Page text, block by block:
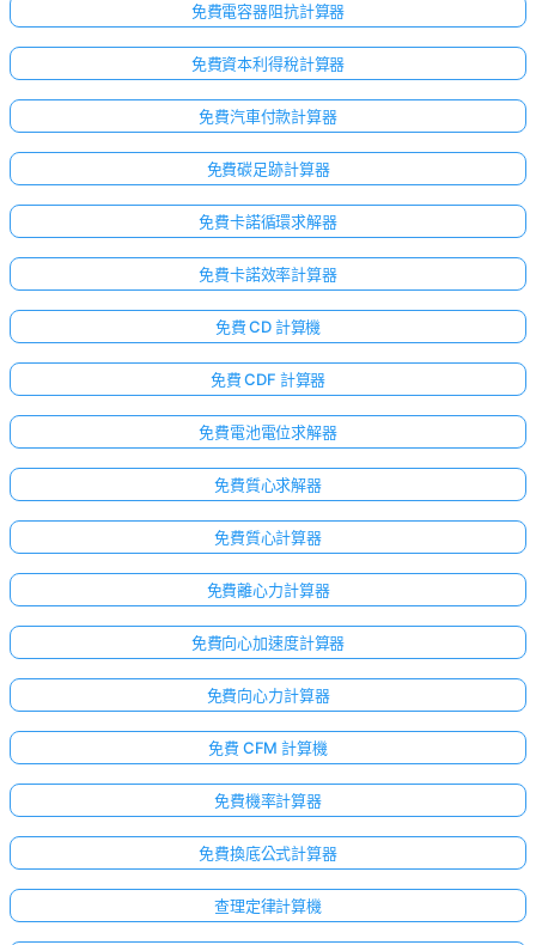
免費電容器阻抗計算器
免費資本利得稅計算器
免費汽車付款計算器
免費碳足跡計算器
免費卡諾循環求解器
免費卡諾效率計算器
免費 CD 計算機
免費 CDF 計算器
免費電池電位求解器
免費質心求解器
免費質心計算器
免費離心力計算器
免費向心加速度計算器
免費向心力計算器
免費 CFM 計算機
免費機率計算器
免費換底公式計算器
查理定律計算機